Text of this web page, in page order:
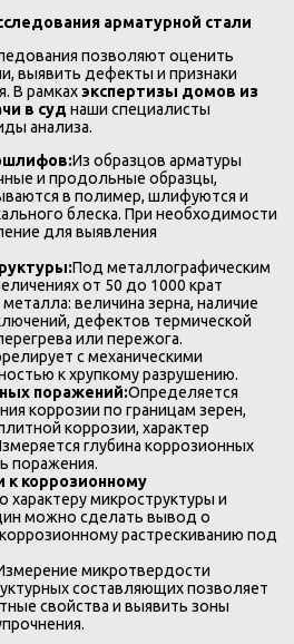
арматурной стали
позволяют оценить
выявить дефекты и признаки
В рамкахэкспертизы домов из
в суднаши специалисты
анализа.
Из образцов арматуры
и продольные образцы,
в полимер, шлифуются и
блеска. При необходимости
для выявления
Под металлографическим
от 50 до 1000 крат
металла: величина зерна, наличие
дефектов термической
или пережога.
с механическими
к хрупкому разрушению.
поражений:Определяется
коррозии по границам зерен,
коррозии, характер
глубина коррозионных
поражения.
к коррозионному
характеру микроструктуры и
можно сделать вывод о
растрескиванию под
микротвердости
составляющих позволяет
свойства и выявить зоны